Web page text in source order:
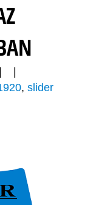
, slider